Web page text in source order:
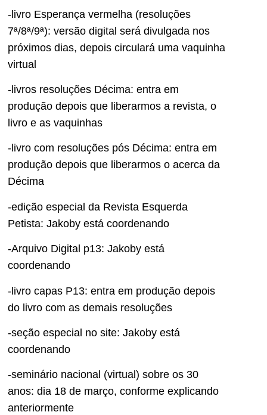
-livro Esperança vermelha (resoluções
7ª/8ª/9ª): versão digital será divulgada nos
próximos dias, depois circulará uma vaquinha
virtual
-livros resoluções Décima: entra em
produção depois que liberarmos a revista, o
livro e as vaquinhas
-livro com resoluções pós Décima: entra em
produção depois que liberarmos o acerca da
Décima
-edição especial da Revista Esquerda
Petista: Jakoby está coordenando
-Arquivo Digital p13: Jakoby está
coordenando
-livro capas P13: entra em produção depois
do livro com as demais resoluções
-seção especial no site: Jakoby está
coordenando
-seminário nacional (virtual) sobre os 30
anos: dia 18 de março, conforme explicando
anteriormente